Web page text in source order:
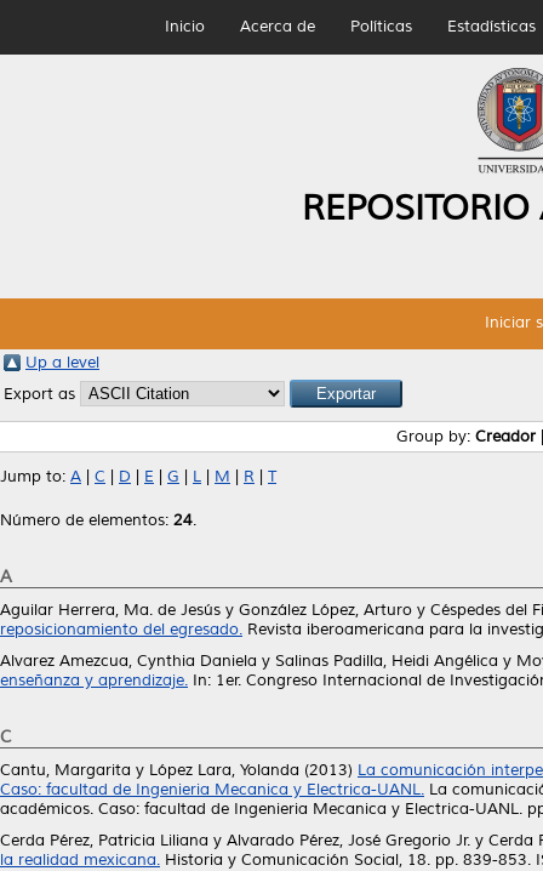
Inicio Acerca de Políticas Estadísticas
Iniciar
Up a level
Export as
Group by: Creador
Jump to: A C D E G L M R T
Número de elementos: 24.
A
Aguilar Herrera, Ma. de Jesús y González López, Arturo y Céspedes del
reposicionamiento del egresado. Revista iberoamericana para la
Alvarez Amezcua, Cynthia Daniela y Salinas Padilla, Heidi Angélica y
enseñanza y aprendizaje. In: 1er. Congreso Internacional de
C
Cantu, Margarita y López Lara, Yolanda (2013) La comunicación
Caso: facultad de Ingenieria Mecanica y Electrica-UANL. La
académicos. Caso: facultad de Ingenieria Mecanica y Electrica-UANL.
Cerda Pérez, Patricia Liliana y Alvarado Pérez, José Gregorio Jr. y Cerda
la realidad mexicana. Historia y Comunicación Social, 18. pp. 839-853.